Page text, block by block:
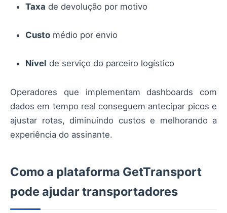
Taxa de devolução por motivo
Custo médio por envio
Nível de serviço do parceiro logístico
Operadores que implementam dashboards com
dados em tempo real conseguem antecipar picos e
ajustar rotas, diminuindo custos e melhorando a
experiência do assinante.
Como a plataforma GetTransport
pode ajudar transportadores